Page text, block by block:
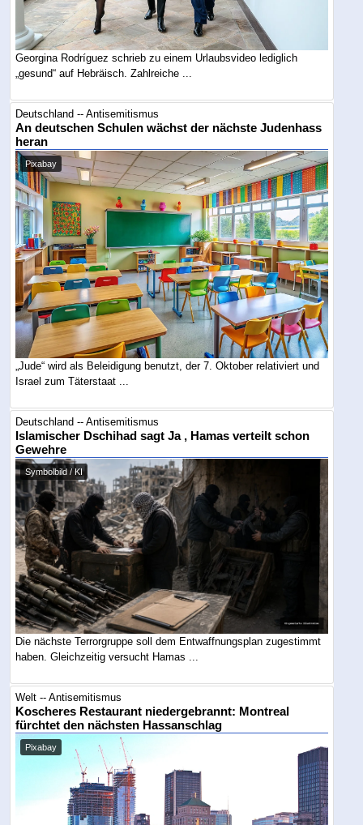
Georgina Rodríguez schrieb zu einem Urlaubsvideo lediglich
„gesund“ auf Hebräisch. Zahlreiche ...
Deutschland -- Antisemitismus
An deutschen Schulen wächst der nächste Judenhass
heran
Pixabay
„Jude“ wird als Beleidigung benutzt, der 7. Oktober relativiert und
Israel zum Täterstaat ...
Deutschland -- Antisemitismus
Islamischer Dschihad sagt Ja , Hamas verteilt schon
Gewehre
Symbolbild / KI
Die nächste Terrorgruppe soll dem Entwaffnungsplan zugestimmt
haben. Gleichzeitig versucht Hamas ...
Welt -- Antisemitismus
Koscheres Restaurant niedergebrannt: Montreal
fürchtet den nächsten Hassanschlag
Pixabay